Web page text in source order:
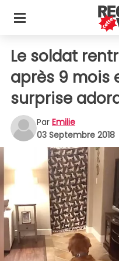
Le soldat
après 9 mois
surprise
Par Emilie
03 Septembre 2018